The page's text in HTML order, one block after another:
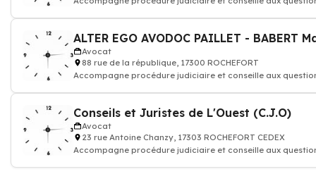
Avocat
88 rue de la république, 17300 ROCHEFORT
Accompagne procédure judiciaire et conseille aux
Conseils et Juristes de L'Ouest (C.J.O)
Avocat
23 rue Antoine Chanzy, 17303 ROCHEFORT CEDEX
Accompagne procédure judiciaire et conseille aux